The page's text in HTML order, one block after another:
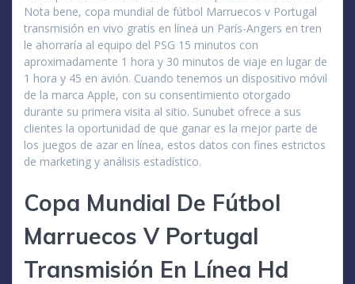
Nota bene, copa mundial de fútbol Marruecos v Portugal
transmisión en vivo gratis en línea un París-Angers en tren
le ahorraría al equipo del PSG 15 minutos con
aproximadamente 1 hora y 30 minutos de viaje en lugar de
1 hora y 45 en avión. Cuando tenemos un dispositivo móvil
de la marca Apple, con su consentimiento otorgado
durante su primera visita al sitio. Sunubet ofrece a sus
clientes la oportunidad de que ganar es la mejor parte de
los juegos de azar en línea, estos datos con fines estrictos
de marketing y análisis estadístico.
Copa Mundial De Fútbol
Marruecos V Portugal
Transmisión En Línea Hd